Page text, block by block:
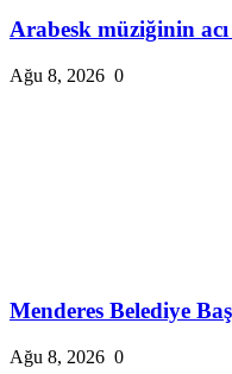
Arabesk müziğinin
Ağu 8, 2026 0
Menderes Belediye
Ağu 8, 2026 0